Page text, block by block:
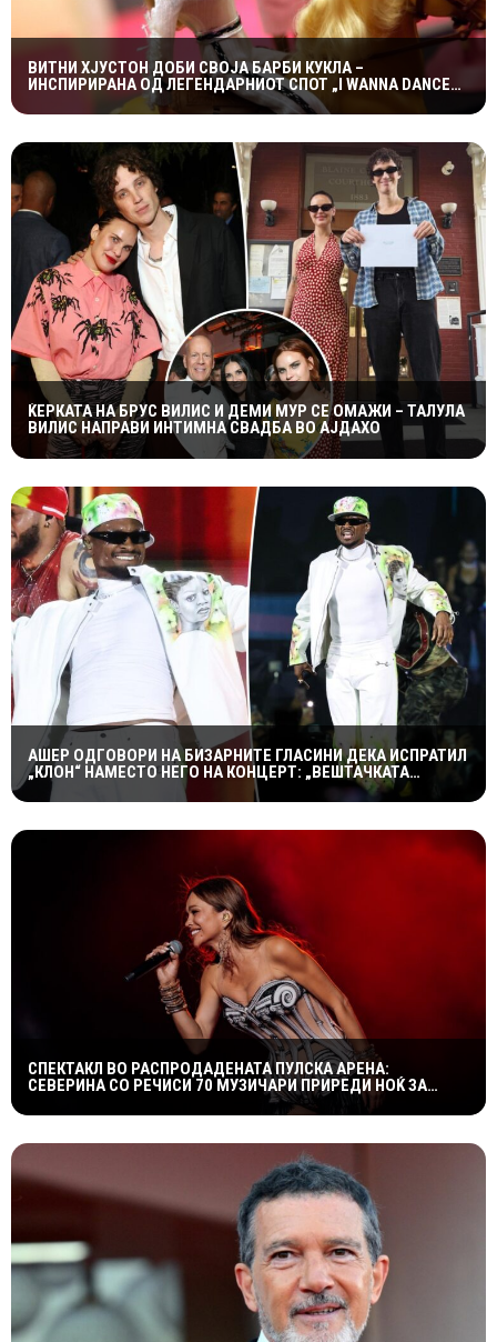
ВИТНИ ХЈУСТОН ДОБИ СВОЈА БАРБИ КУКЛА –
ИНСПИРИРАНА ОД ЛЕГЕНДАРНИОТ СПОТ „I WANNA DANCE
WITH SOMEBODY“
ЌЕРКАТА НА БРУС ВИЛИС И ДЕМИ МУР СЕ ОМАЖИ – ТАЛУЛА
ВИЛИС НАПРАВИ ИНТИМНА СВАДБА ВО АЈДАХО
АШЕР ОДГОВОРИ НА БИЗАРНИТЕ ГЛАСИНИ ДЕКА ИСПРАТИЛ
„КЛОН“ НАМЕСТО НЕГО НА КОНЦЕРТ: „ВЕШТАЧКАТА
ИНТЕЛИГЕНЦИЈА НЕ Е ТОЛКУ НАПРЕДНА“
СПЕКТАКЛ ВО РАСПРОДАДЕНАТА ПУЛСКА АРЕНА:
СЕВЕРИНА СО РЕЧИСИ 70 МУЗИЧАРИ ПРИРЕДИ НОЌ ЗА